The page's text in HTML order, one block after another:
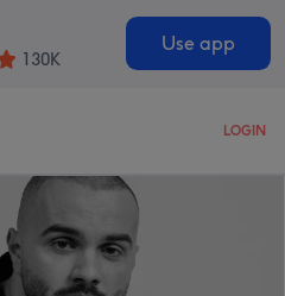
130K
Use app
LOGIN